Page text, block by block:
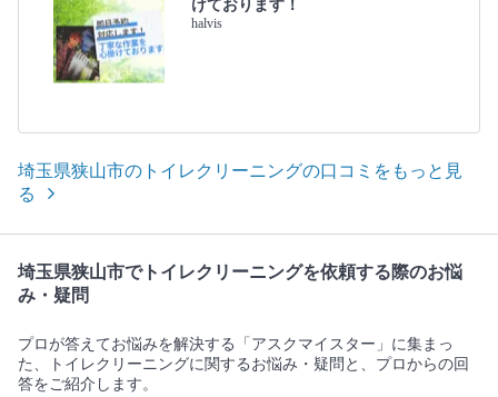
けております！
halvis
埼玉県狭山市のトイレクリーニングの口コミをもっと見
る
埼玉県狭山市でトイレクリーニングを依頼する際のお悩
み・疑問
プロが答えてお悩みを解決する「アスクマイスター」に集まっ
た、トイレクリーニングに関するお悩み・疑問と、プロからの回
答をご紹介します。